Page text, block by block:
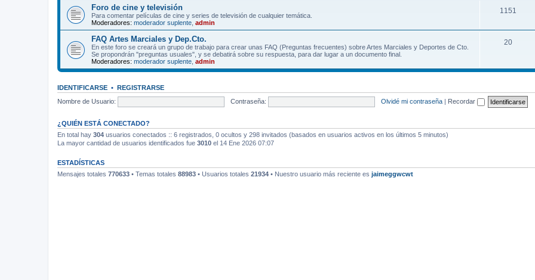
Foro de cine y televisión
Para comentar películas de cine y series de televisión de cualquier temática.
Moderadores: moderador suplente admin
1151
FAQ Artes Marciales y Dep.Cto.
En este foro se creará un grupo de trabajo para crear unas FAQ (Preguntas frecuentes) sobre Artes Marciales y Deportes de Cto.
Se propondrán "preguntas usuales", y se debatirá sobre su respuesta, para dar lugar a un documento final.
Moderadores: moderador suplente admin
20
IDENTIFICARSE • REGISTRARSE
Nombre de Usuario:
Contraseña: Olvidé mi contraseña | Recordar
¿QUIÉN ESTÁ CONECTADO?
En total hay 304 usuarios conectados :: 6 registrados, 0 ocultos y 298 invitados (basados en usuarios activos en los últimos 5 minutos)
La mayor cantidad de usuarios identificados fue 3010 el 14 Ene 2026 07:07
ESTADÍSTICAS
Mensajes totales 770633 • Temas totales 88983 • Usuarios totales 21934 • Nuestro usuario más reciente es jaimeggwcwt